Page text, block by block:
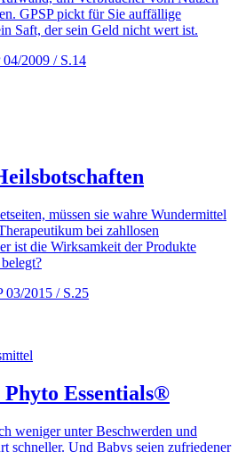
GPSP pickt für Sie auffällige
Saft, der sein Geld nicht wert ist.
04/2009 / S.14
müssen sie wahre Wundermittel
bei zahllosen
ist die Wirksamkeit der Produkte
03/2015 / S.25
Essentials®
weniger unter Beschwerden und
schneller. Und Babys seien zufriedener